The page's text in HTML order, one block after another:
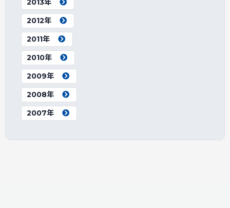
2013年
2012年
2011年
2010年
2009年
2008年
2007年